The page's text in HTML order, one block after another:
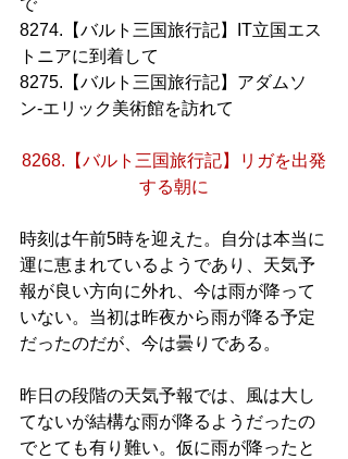
で
8274.【バルト三国旅行記】IT立国エス
トニアに到着して
8275.【バルト三国旅行記】アダムソ
ン-エリック美術館を訪れて
8268.【バルト三国旅行記】リガを出発
する朝に
時刻は午前5時を迎えた。自分は本当に
運に恵まれているようであり、天気予
報が良い方向に外れ、今は雨が降って
いない。当初は昨夜から雨が降る予定
だったのだが、今は曇りである。
昨日の段階の天気予報では、風は大し
てないが結構な雨が降るようだったの
でとても有り難い。仮に雨が降ったと